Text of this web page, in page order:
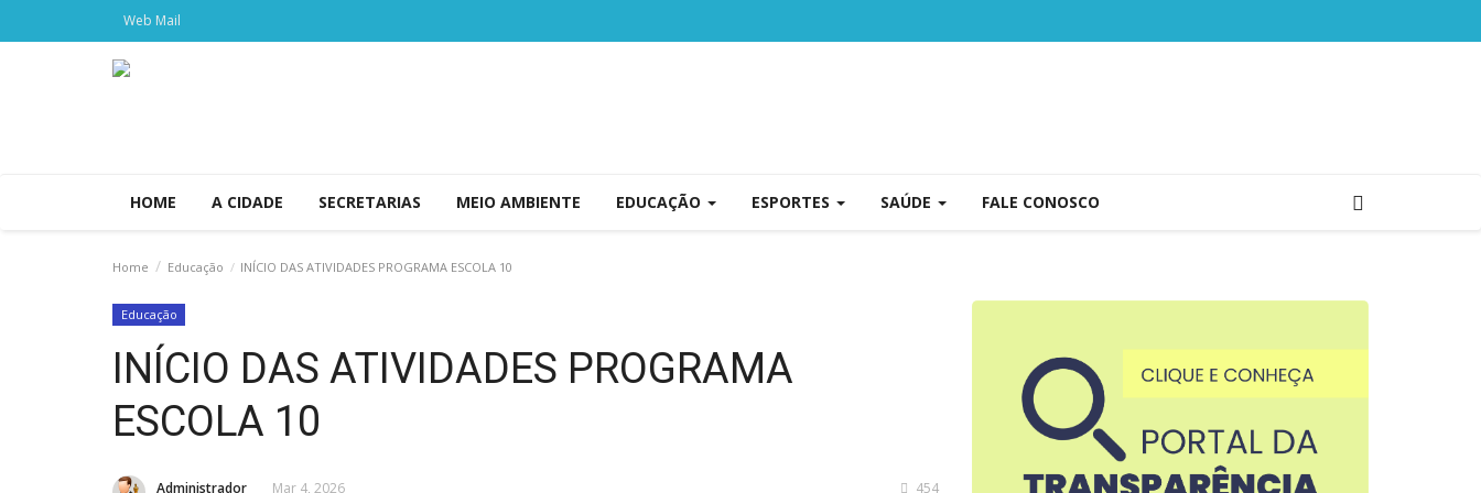
Web Mail
HOME A CIDADE SECRETARIAS MEIO AMBIENTE EDUCAÇÃO ESPORTES SAÚDE FALE CONOSCO
Home Educação INÍCIO DAS ATIVIDADES PROGRAMA ESCOLA 10
Educação
INÍCIO DAS ATIVIDADES PROGRAMA
ESCOLA 10
Administrador Mar 4, 2026 454